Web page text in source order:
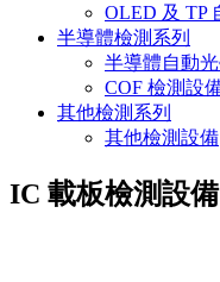
OLED 及 TP
半導體檢測系列
半導體自動
COF 檢測設
其他檢測系列
其他檢測設備
IC 載板檢測設備